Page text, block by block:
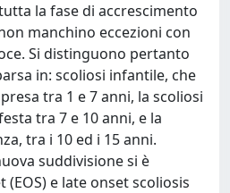
la fase di accrescimento
manchino eccezioni con
Si distinguono pertanto
in: scoliosi infantile, che
tra 1 e 7 anni, la scoliosi
tra 7 e 10 anni, e la
tra i 10 ed i 15 anni.
suddivisione si è
e late onset scoliosis